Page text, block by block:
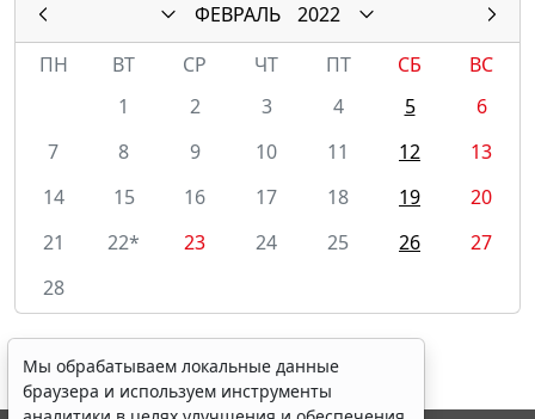
ФЕВРАЛЬ
2022
ПН
ВТ СР ЧТ ПТ СБ
ВС
1
2 3 4 5
6
7
8 9 10 11 12
13
14
15 16 17 18 19
20
21
22* 23 24 25 26
27
28
Мы обрабатываем локальные данные
браузера и используем инструменты